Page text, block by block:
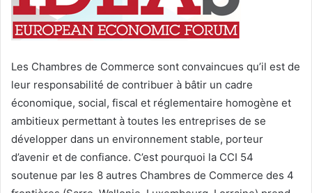
Les Chambres de Commerce sont convaincues qu’il est de
leur responsabilité de contribuer à bâtir un cadre
économique, social, fiscal et réglementaire homogène et
ambitieux permettant à toutes les entreprises de se
développer dans un environnement stable, porteur
d’avenir et de confiance. C’est pourquoi la CCI 54
soutenue par les 8 autres Chambres de Commerce des 4